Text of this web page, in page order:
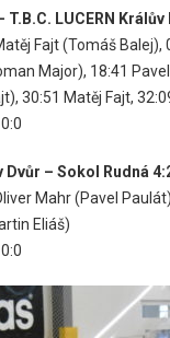
T.B.C. LUCERN
Fajt(Tomáš Balej),
Major), 18:41
, 30:51 Matěj Fajt,
0:0
Dvůr – Sokol Rudná
Mahr(Pavel
Eliáš)
0:0